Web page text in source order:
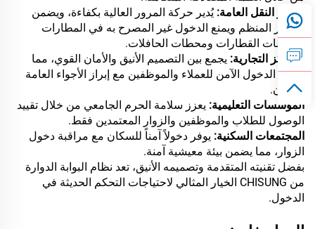
مراكز النقل العامة:يُدير حركة المرور العالية بكفاءة، ويضمن
المرور المنظم ويمنع الدخول غير المصرح به في المطارات
ومحطات القطارات ومحطات الحافلات.
المراكز التجارية: يجمع بين التصميم الأنيق والأمان القوي، مما
يسهل الدخول الآمن للعملاء والموظفين مع إبراز الأجواء العامة
للمكان.
المؤسسات التعليمية: يعزز سلامة الحرم الجامعي من خلال تقييد
الوصول للطلاب والموظفين والزوار المعتمدين فقط.
المجتمعات السكنية: يوفر دخولاً آمناً للسكان مع مراقبة دخول
الزوار، مما يضمن بيئة معيشية آمنة.
بفضل تقنيته المتقدمة وتصميمه الأنيق، تعد نظام البوابة الدوارة
من CHISUNG الخيار المثالي لاحتياجات التحكم الحديثة في
الدخول.